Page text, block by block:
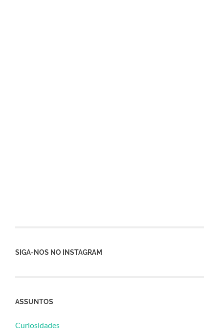
SIGA-NOS NO INSTAGRAM
ASSUNTOS
Curiosidades